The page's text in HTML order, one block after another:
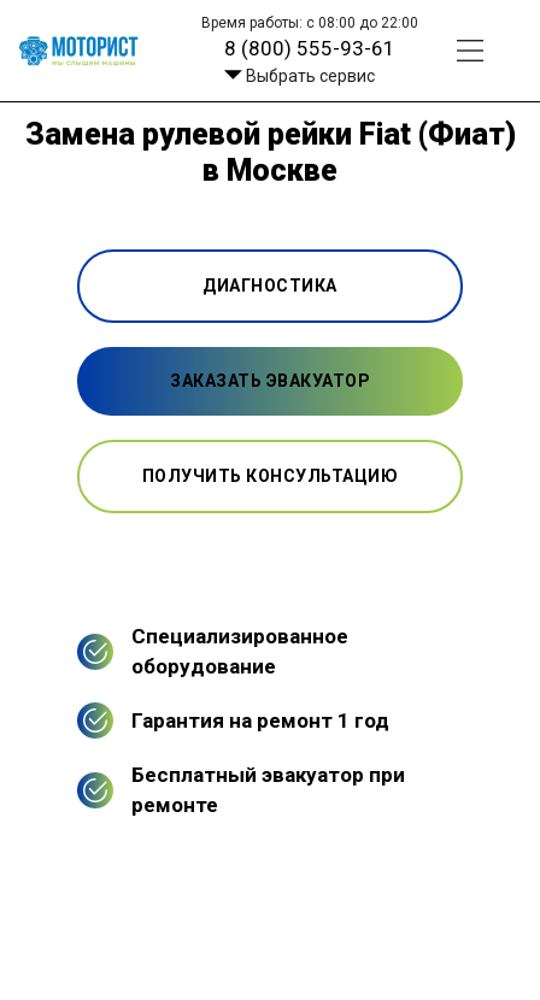
Время работы: с 08:00 до 22:00
8 (800) 555-93-61
Выбрать сервис
Замена рулевой рейки Fiat (Фиат)
в Москве
ДИАГНОСТИКА
ЗАКАЗАТЬ ЭВАКУАТОР
ПОЛУЧИТЬ КОНСУЛЬТАЦИЮ
Специализированное
оборудование
Гарантия на ремонт 1 год
Бесплатный эвакуатор при
ремонте